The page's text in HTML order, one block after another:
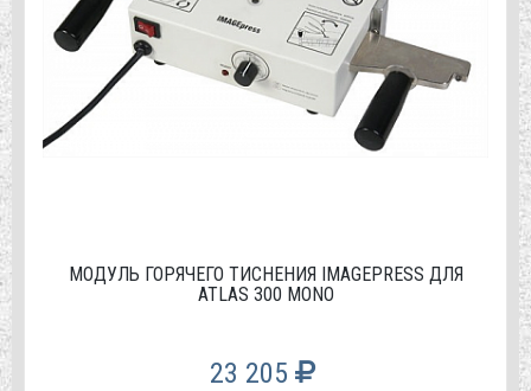
МОДУЛЬ ГОРЯЧЕГО ТИСНЕНИЯ IMAGEPRESS ДЛЯ
ATLAS 300 MONO
23 205